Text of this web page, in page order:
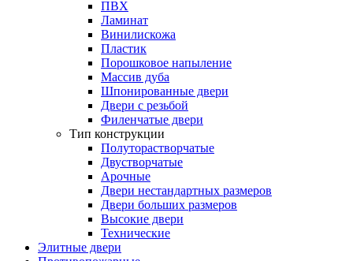
ПВХ
Ламинат
Винилискожа
Пластик
Порошковое напыление
Массив дуба
Шпонированные двери
Двери с резьбой
Филенчатые двери
Тип конструкции
Полуторастворчатые
Двустворчатые
Арочные
Двери нестандартных размеров
Двери больших размеров
Высокие двери
Технические
Элитные двери